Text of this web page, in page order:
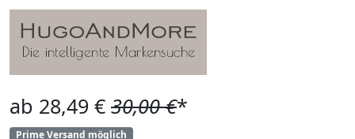
ab 28,49 € 30,00 €*
Prime Versand möglich